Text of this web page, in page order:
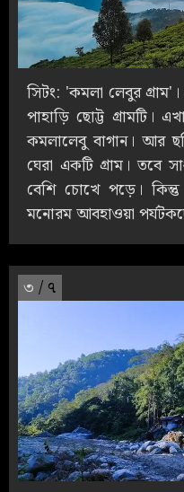
সিটং: 'কমলা লেবুর
পাহাড়ি ছোট্ট গ্রামটি।
কমলালেবু বাগান। আর
ঘেরা একটি গ্রাম। তবে
বেশি চোখে পড়ে। কিন্তু
মনোরম আবহাওয়া
৩ / ৭